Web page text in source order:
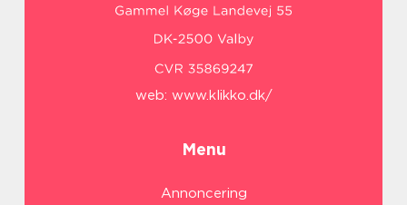
web: www.klikko.dk/
Menu
Annoncering